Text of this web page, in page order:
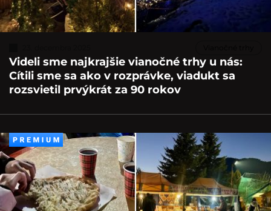
Videli sme najkrajšie vianočné trhy u nás:
Cítili sme sa ako v rozprávke, viadukt sa
rozsvietil prvýkrát za 90 rokov